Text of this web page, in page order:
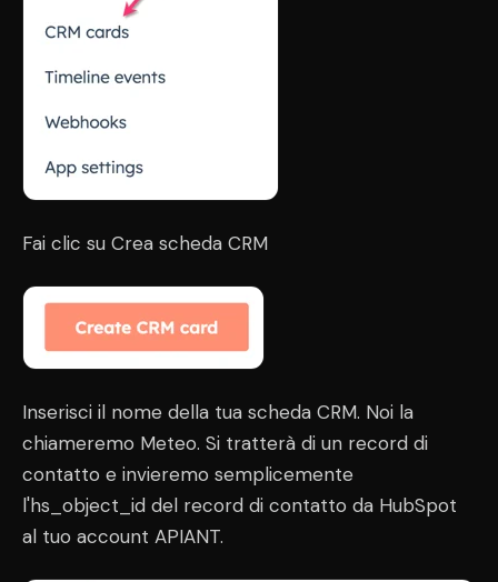
Fai clic su Crea scheda CRM
Inserisci il nome della tua scheda CRM. Noi la
chiameremo Meteo. Si tratterà di un record di
contatto e invieremo semplicemente
l'hs_object_id del record di contatto da HubSpot
al tuo account APIANT.